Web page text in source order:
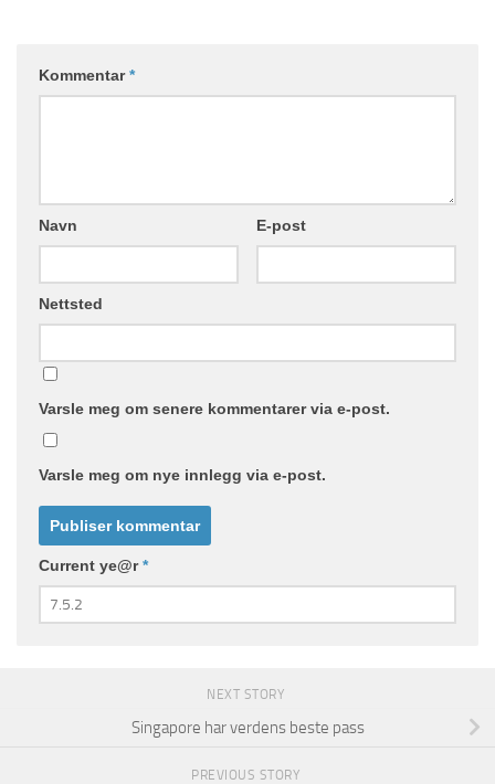
Kommentar*
Navn E-post
Nettsted
Varsle meg om senere kommentarer via e-post.
Varsle meg om nye innlegg via e-post.
Current ye@r*
NEXT STORY
Singapore har verdens beste pass
PREVIOUS STORY